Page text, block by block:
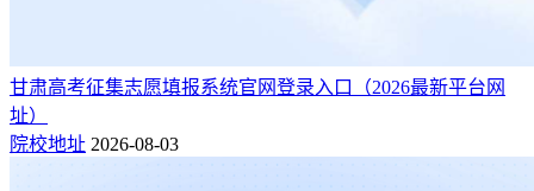
甘肃高考征集志愿填报系统官网登录入口（2026最新平台网
址）
院校地址 2026-08-03